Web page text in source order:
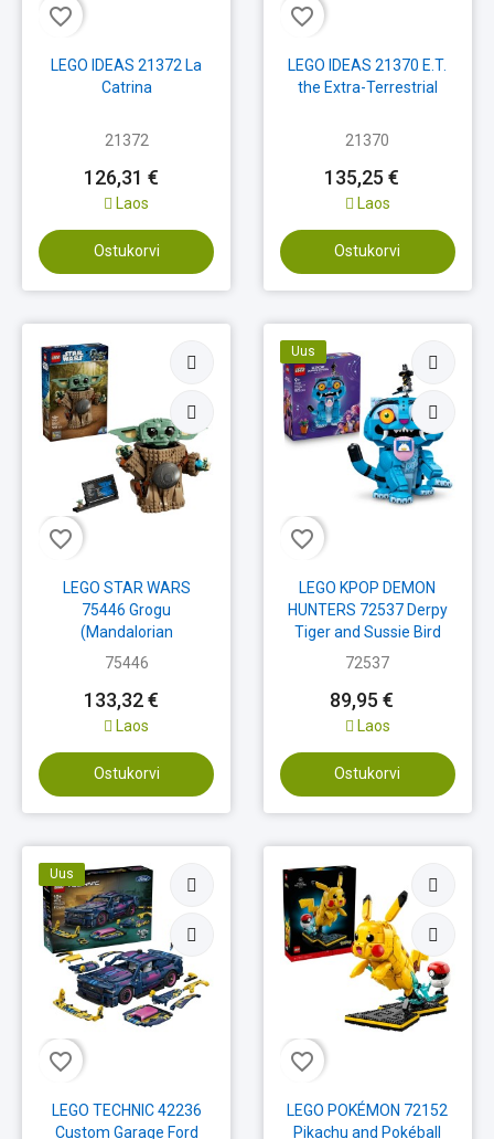
favorite_border
LEGO IDEAS 21372 La
Catrina
21372
126,31 €
Laos
Ostukorvi
favorite_border
LEGO IDEAS 21370 E.T.
the Extra-Terrestrial
21370
135,25 €
Laos
Ostukorvi
favorite_border
LEGO STAR WARS
75446 Grogu
(Mandalorian
Apprentice)
75446
133,32 €
Laos
Ostukorvi
favorite_border
Uus
LEGO KPOP DEMON
HUNTERS 72537 Derpy
Tiger and Sussie Bird
72537
89,95 €
Laos
Ostukorvi
favorite_border
Uus
LEGO TECHNIC 42236
Custom Garage Ford
favorite_border
LEGO POKÉMON 72152
Pikachu and Pokéball